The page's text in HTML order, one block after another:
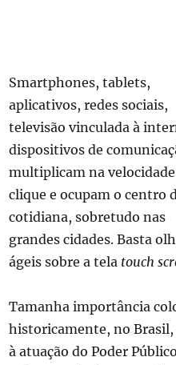
Smartphones, tablets,
aplicativos, redes sociais,
televisão vinculada à
dispositivos de
multiplicam na
clique e ocupam o centro
cotidiana, sobretudo nas
grandes cidades. Basta
ágeis sobre a tela touch
Tamanha importância
historicamente, no
à atuação do Poder